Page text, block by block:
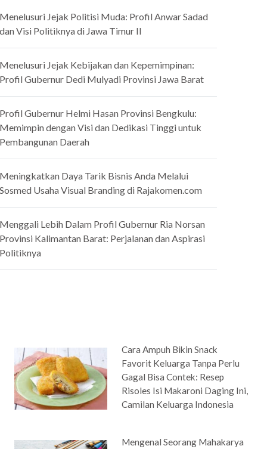
Jejak Politisi Muda: Profil Anwar Sadad
Visi Politiknya di Jawa Timur II
Jejak Kebijakan dan Kepemimpinan:
Gubernur Dedi Mulyadi Provinsi Jawa Barat
Gubernur Helmi Hasan Provinsi Bengkulu:
dengan Visi dan Dedikasi Tinggi untuk
Daerah
Daya Tarik Bisnis Anda Melalui
Usaha Visual Branding di Rajakomen.com
Lebih Dalam Profil Gubernur Ria Norsan
Kalimantan Barat: Perjalanan dan Aspirasi
Cara Ampuh Bikin Snack
Favorit Keluarga Tanpa Perlu
Gagal Bisa Contek: Resep
Risoles Isi Makaroni Daging Ini,
Camilan Keluarga Indonesia
Mengenal Seorang Mahakarya